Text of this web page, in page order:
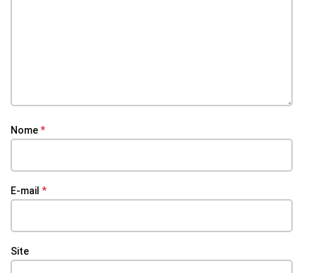
Nome*
E-mail *
Site